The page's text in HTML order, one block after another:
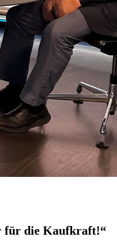
für die Kaufkraft!“